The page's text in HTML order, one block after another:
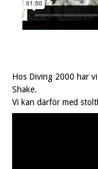
Hos Diving 2000 har
Shake.
Vi kan därför med